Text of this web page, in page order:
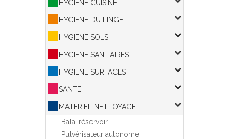
HYGIENE CUISINE
HYGIENE DU LINGE
HYGIENE SOLS
HYGIENE SANITAIRES
HYGIENE SURFACES
SANTE
MATERIEL NETTOYAGE
Balai réservoir
Pulvérisateur autonome